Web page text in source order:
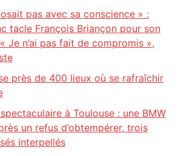
pas avec sa conscience » :
tacle François Briançon pour son
Je n’ai pas fait de compromis »,
près de 400 lieux où se rafraîchir
à Toulouse : une BMW
un refus d’obtempérer, trois
interpellés